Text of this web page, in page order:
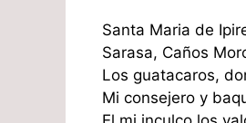
Santa Maria de
Sarasa, Caños
Los guatacaros,
Mi consejero y